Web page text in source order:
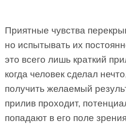
Приятные чувства
но испытывать их
это всего лишь краткий
когда человек сделал
получить желаемый
прилив проходит,
попадают в его поле